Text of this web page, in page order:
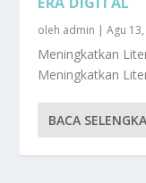
oleh admin |Agu
Meningkatkan
Meningkatkan
BACA